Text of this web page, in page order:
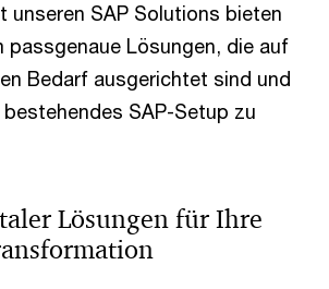
unseren SAP Solutions bieten
passgenaue Lösungen, die auf
Bedarf ausgerichtet sind und
bestehendes SAP-Setup zu
Lösungen für Ihre